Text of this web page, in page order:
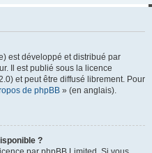
est développé et distribué par
Il est publié sous la licence
et peut être diffusé librement. Pour
de phpBB » (en anglais).
?